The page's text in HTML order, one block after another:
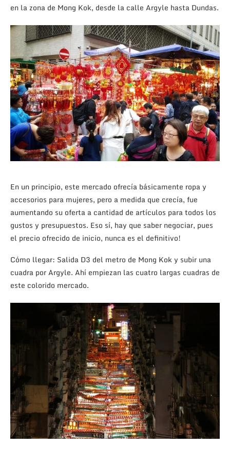
en la zona de Mong Kok, desde la calle Argyle hasta Dundas.
En un principio, este mercado ofrecía básicamente ropa y
accesorios para mujeres, pero a medida que crecía, fue
aumentando su oferta a cantidad de artículos para todos los
gustos y presupuestos. Eso sí, hay que saber negociar, pues
el precio ofrecido de inicio, nunca es el definitivo!
Cómo llegar: Salida D3 del metro de Mong Kok y subir una
cuadra por Argyle. Ahí empiezan las cuatro largas cuadras de
este colorido mercado.